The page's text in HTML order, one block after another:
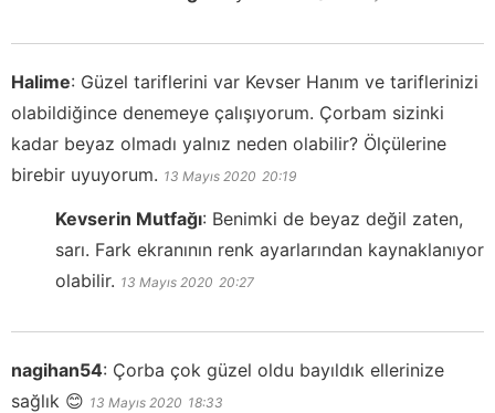
Halime: Güzel tariflerini var Kevser Hanım ve tariflerinizi
olabildiğince denemeye çalışıyorum. Çorbam sizinki
kadar beyaz olmadı yalnız neden olabilir? Ölçülerine
birebir uyuyorum. 13 Mayıs 2020 20:19
Kevserin Mutfağı: Benimki de beyaz değil zaten,
sarı. Fark ekranının renk ayarlarından kaynaklanıyor
olabilir. 13 Mayıs 2020 20:27
nagihan54: Çorba çok güzel oldu bayıldık ellerinize
sağlık 😊 13 Mayıs 2020 18:33